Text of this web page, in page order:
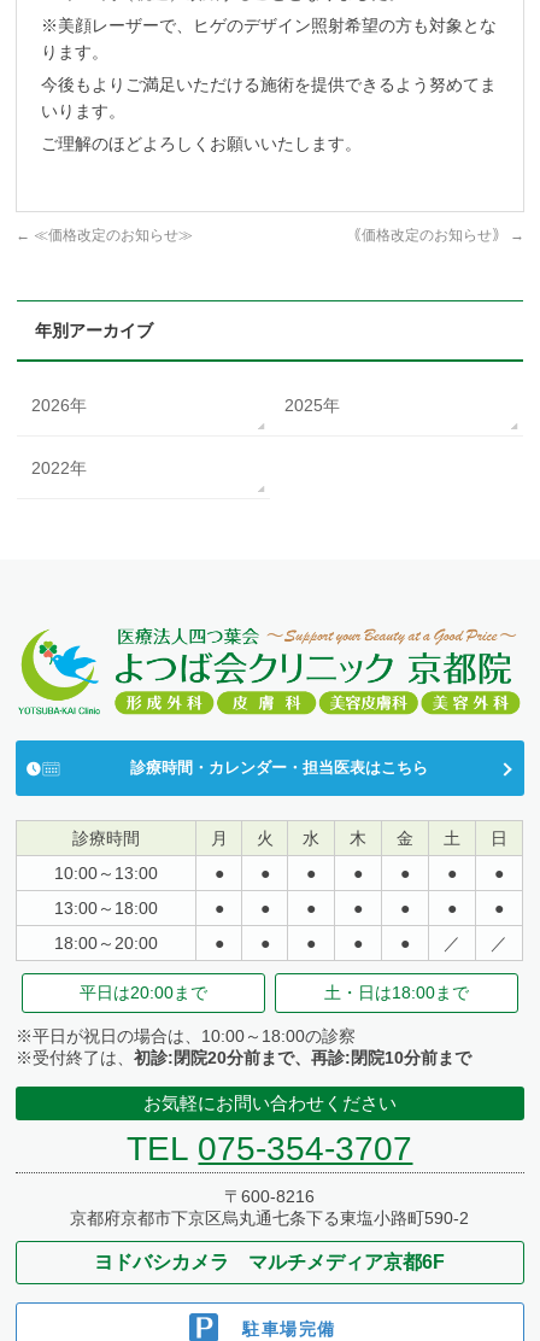
※美顔レーザーで、ヒゲのデザイン照射希望の方も対象とな
ります。
今後もよりご満足いただける施術を提供できるよう努めてま
いります。
ご理解のほどよろしくお願いいたします。
← ≪価格改定のお知らせ≫ ｟価格改定のお知らせ｠ →
年別アーカイブ
2026年 2025年
2022年
診療時間・カレンダー・担当医表はこちら
診療時間 月 火 水 木 金 土
日
10:00～13:00
● ● ● ● ● ●
●
13:00～18:00
● ● ● ● ● ●
●
18:00～20:00
● ● ● ● ● ／ ／
平日は20:00まで 土・日は18:00まで
※平日が祝日の場合は、10:00～18:00の診察
※受付終了は、初診:閉院20分前まで、再診:閉院10分前まで
お気軽にお問い合わせください
TEL 075-354-3707
〒600-8216
京都府京都市下京区烏丸通七条下る東塩小路町590-2
ヨドバシカメラ マルチメディア京都6F
駐車場完備